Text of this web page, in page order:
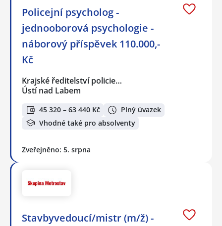
Policejní psycholog -
jednooborová psychologie -
náborový příspěvek 110.000,-
Kč
Krajské ředitelství policie…
Ústí nad Labem
45 320 – 63 440 Kč
Plný úvazek
Vhodné také pro absolventy
Zveřejněno: 5. srpna
Stavbyvedoucí/mistr (m/ž) -